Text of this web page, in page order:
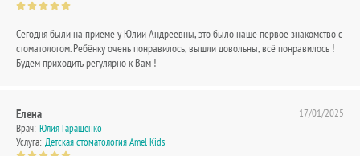
Сегодня были на приёме у Юлии Андреевны, это было наше первое знакомство с
стоматологом. Ребёнку очень понравилось, вышли довольны, всё понравилось !
Будем приходить регулярно к Вам !
Елена
Врач: Юлия Гаращенко
Услуга: Детская стоматология Amel Kids
17/01/2025